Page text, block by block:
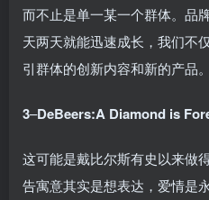
而不止是单一某一个群体。品
天两天就能迅速成长，我们不
引群体的创新内容和新的产品。
3–DeBeers:A Diamond is
这可能是戴比尔斯有史以来做
告寓意其实是想表达，爱情是